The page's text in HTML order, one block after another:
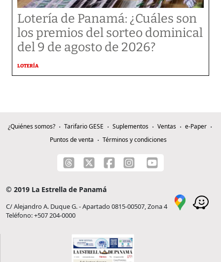
Lotería de Panamá: ¿Cuáles son
los premios del sorteo dominical
del 9 de agosto de 2026?
LOTERÍA
¿Quiénes somos? Tarifario GESE Suplementos Ventas
e-Paper
Puntos de venta
Términos y condiciones
© 2019 La Estrella de Panamá
C/ Alejandro A. Duque G. - Apartado 0815-00507, Zona 4
Teléfono: +507 204-0000